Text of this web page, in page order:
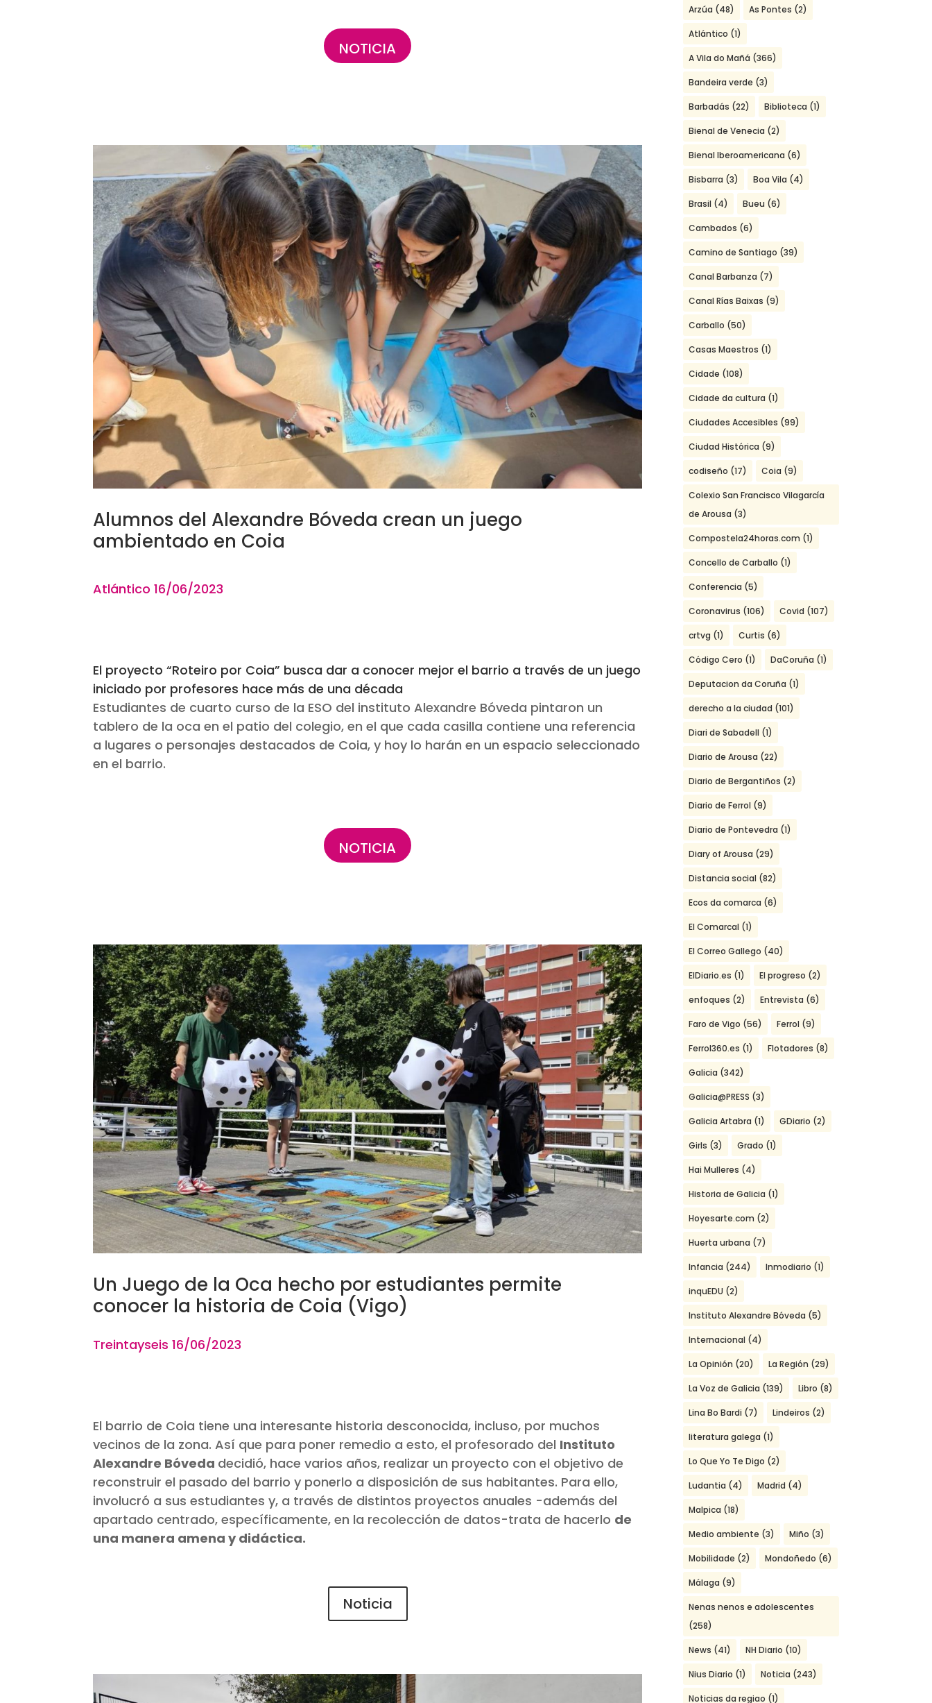
NOTICIA
Alumnos del Alexandre Bóveda crean un juego
ambientado en Coia
Atlántico 16/06/2023
El proyecto “Roteiro por Coia” busca dar a conocer mejor el barrio a través de un juego
iniciado por profesores hace más de una década
Estudiantes de cuarto curso de la ESO del instituto Alexandre Bóveda pintaron un
tablero de la oca en el patio del colegio, en el que cada casilla contiene una referencia
a lugares o personajes destacados de Coia, y hoy lo harán en un espacio seleccionado
en el barrio.
NOTICIA
Un Juego de la Oca hecho por estudiantes permite
conocer la historia de Coia (Vigo)
Treintayseis 16/06/2023
El barrio de Coia tiene una interesante historia desconocida, incluso, por muchos
vecinos de la zona. Así que para poner remedio a esto, el profesorado del Instituto
Alexandre Bóveda decidió, hace varios años, realizar un proyecto con el objetivo de
reconstruir el pasado del barrio y ponerlo a disposición de sus habitantes. Para ello,
involucró a sus estudiantes y, a través de distintos proyectos anuales -además del
apartado centrado, específicamente, en la recolección de datos-trata de hacerlo de
una manera amena y didáctica.
Noticia
Arzúa (48) As Pontes (2)
Atlántico (1)
A Vila do Mañá (366)
Bandeira verde (3)
Barbadás (22) Biblioteca (1)
Bienal de Venecia (2)
Bienal Iberoamericana (6)
Bisbarra (3) Boa Vila (4)
Brasil (4) Bueu (6)
Cambados (6)
Camino de Santiago (39)
Canal Barbanza (7)
Canal Rías Baixas (9)
Carballo (50)
Casas Maestros (1)
Cidade (108)
Cidade da cultura (1)
Ciudades Accesibles (99)
Ciudad Histórica (9)
codiseño (17) Coia (9)
Colexio San Francisco Vilagarcía
de Arousa (3)
Compostela24horas.com (1)
Concello de Carballo (1)
Conferencia (5)
Coronavirus (106) Covid (107)
crtvg (1) Curtis (6)
Código Cero (1) DaCoruña (1)
Deputacion da Coruña (1)
derecho a la ciudad (101)
Diari de Sabadell (1)
Diario de Arousa (22)
Diario de Bergantiños (2)
Diario de Ferrol (9)
Diario de Pontevedra (1)
Diary of Arousa (29)
Distancia social (82)
Ecos da comarca (6)
El Comarcal (1)
El Correo Gallego (40)
ElDiario.es (1) El progreso (2)
enfoques (2) Entrevista (6)
Faro de Vigo (56) Ferrol (9)
Ferrol360.es (1) Flotadores (8)
Galicia (342)
Galicia@PRESS (3)
Galicia Artabra (1) GDiario (2)
Girls (3) Grado (1)
Hai Mulleres (4)
Historia de Galicia (1)
Hoyesarte.com (2)
Huerta urbana (7)
Infancia (244) Inmodiario (1)
inquEDU (2)
Instituto Alexandre Bóveda (5)
Internacional (4)
La Opinión (20) La Región (29)
La Voz de Galicia (139) Libro (8)
Lina Bo Bardi (7) Lindeiros (2)
literatura galega (1)
Lo Que Yo Te Digo (2)
Ludantia (4) Madrid (4)
Malpica (18)
Medio ambiente (3) Miño (3)
Mobilidade (2) Mondoñedo (6)
Málaga (9)
Nenas nenos e adolescentes
(258)
News (41) NH Diario (10)
Nius Diario (1) Noticia (243)
Noticias da regiao (1)